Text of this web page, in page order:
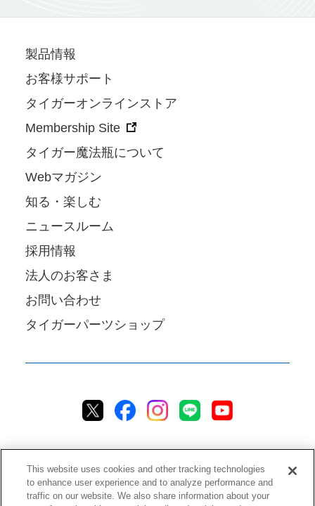
製品情報
お客様サポート
タイガーオンラインストア
Membership Site
タイガー魔法瓶について
Webマガジン
知る・楽しむ
ニュースルーム
採用情報
法人のお客さま
お問い合わせ
タイガーパーツショップ
This website uses cookies and other tracking technologies
to enhance user experience and to analyze performance and
traffic on our website. We also share information about your